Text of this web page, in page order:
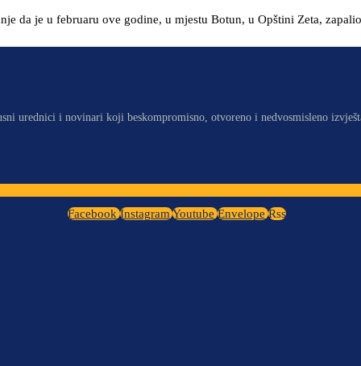
da je u februaru ove godine, u mjestu Botun, u Opštini Zeta,
urednici i novinari koji beskompromisno, otvoreno i nedvosmisleno
Facebook Instagram Youtube Envelope Rss